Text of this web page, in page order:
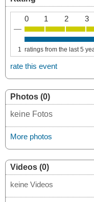
0 1 2 3
—
1 ratings from the last 5
rate this event
Photos (0)
keine Fotos
More photos
Videos (0)
keine Videos